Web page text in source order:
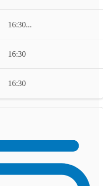
16:30...
16:30
16:30